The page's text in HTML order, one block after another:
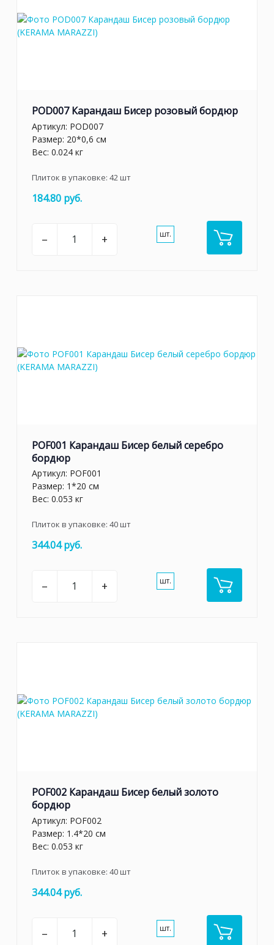
POD007 Карандаш Бисер розовый бордюр
Артикул: POD007
Размер: 20*0,6 см
Вес: 0.024 кг
Плиток в упаковке: 42шт
184.80 руб.
– + шт.
POF001 Карандаш Бисер белый серебро
бордюр
Артикул: POF001
Размер: 1*20 см
Вес: 0.053 кг
Плиток в упаковке: 40шт
344.04 руб.
– + шт.
POF002 Карандаш Бисер белый золото
бордюр
Артикул: POF002
Размер: 1.4*20 см
Вес: 0.053 кг
Плиток в упаковке: 40шт
344.04 руб.
– + шт.